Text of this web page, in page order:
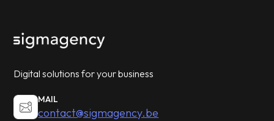
Digital solutions for your business
MAIL
contact@sigmagency.be